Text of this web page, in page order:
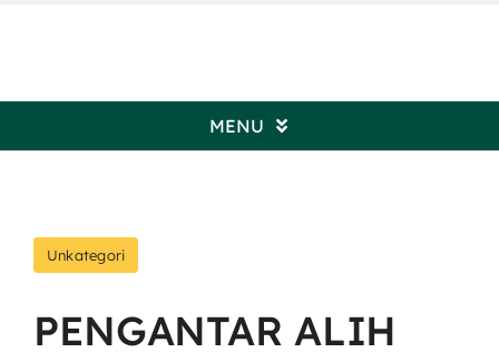
MENU
Profil Pengadilan
Informasi Umum
Unkategori
PENGANTAR ALIH